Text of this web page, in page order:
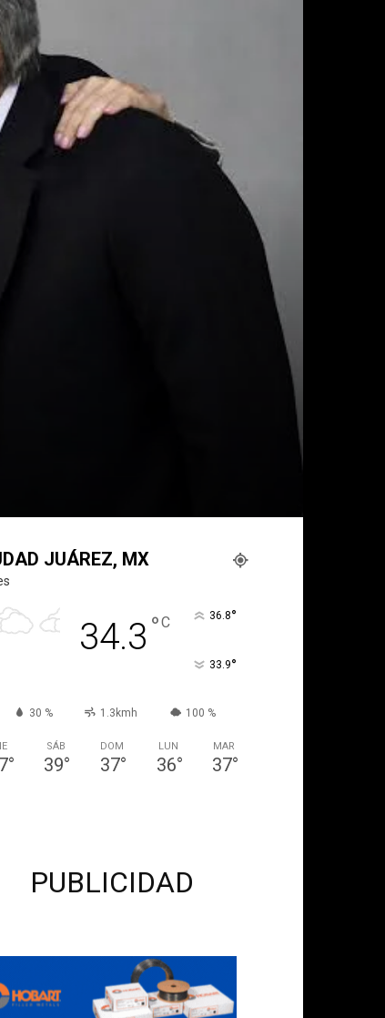
JUÁREZ, MX
34.3 °C 36.8°
33.9°
30 % 1.3kmh 100 %
°
SÁB
39°
DOM
37°
LUN
36°
MAR
37°
PUBLICIDAD